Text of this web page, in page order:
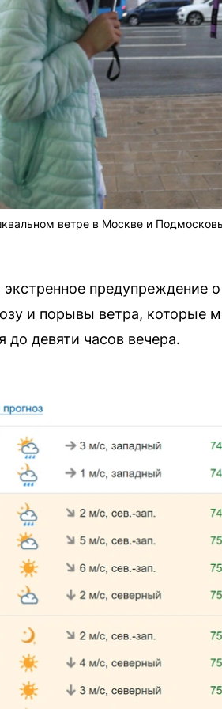
ветре в Москве и
предупреждение
и порывы ветра, которые
до девяти часов вечера.